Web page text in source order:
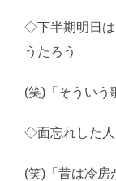
◇下半期明日
うたろう
(笑)「そういう
◇面忘れした
(笑)「昔は冷房